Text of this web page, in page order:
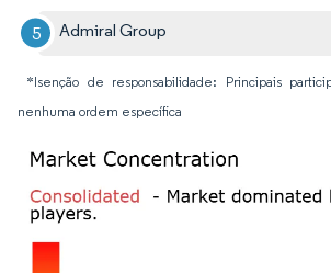
Admiral Group
*Isenção de responsabilidade: Principais
nenhuma ordem específica